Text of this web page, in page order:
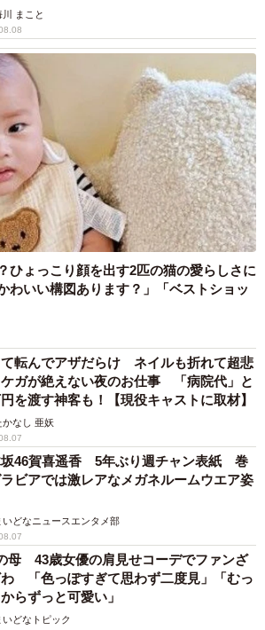
川 まこと
ひょっこり顔を出す2匹の猫の愛らしさに
いい構図あります？」「ベストショッ
転んでアザだらけ ネイルも折れて超悲
ガが絶えない夜のお仕事 「病院代」と
を渡す神客も！【現役キャストに取材】
かなし 亜妖
坂46賀喜遥香 5年ぶり週チャン表紙 巻
ビアでは激レアなメガネルームウエア姿
いどなニュースエンタメ部
母 43歳女優の肩見せコーデでファンざ
「色っぽすぎて思わず二度見」「むっ
らずっと可愛い」
いどなトピック